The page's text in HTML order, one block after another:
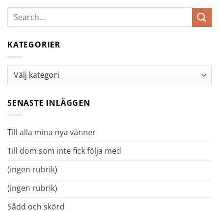
KATEGORIER
Kategorier
SENASTE INLÄGGEN
Till alla mina nya vänner
Till dom som inte fick följa med
(ingen rubrik)
(ingen rubrik)
Sådd och skörd